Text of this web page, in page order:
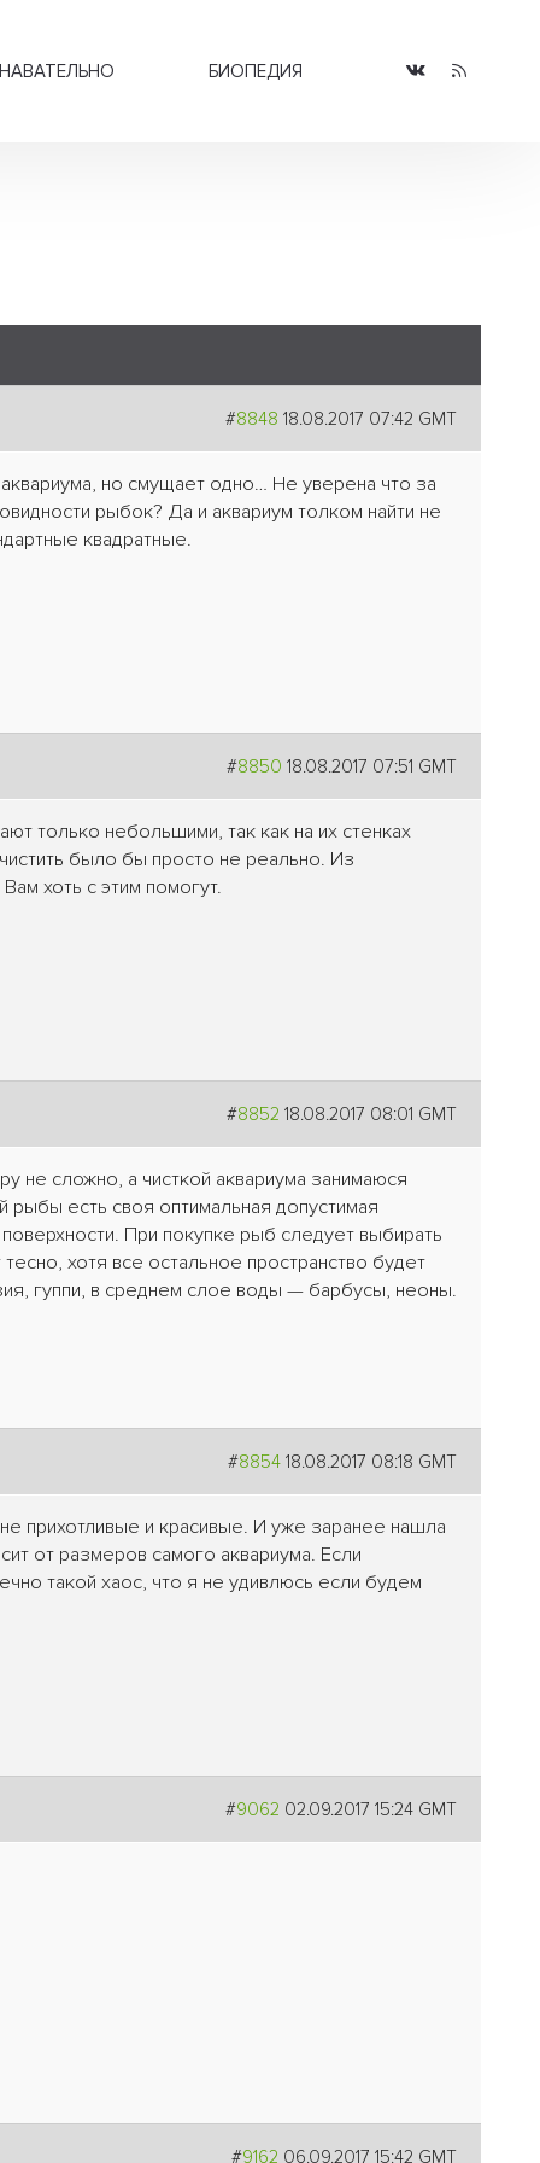
БИОПЕДИЯ
#8848 18.08.2017 07:42 GMT
но смущает одно… Не уверена что за
рыбок? Да и аквариум толком найти не
квадратные.
#8850 18.08.2017 07:51 GMT
только небольшими, так как на их стенках
было бы просто не реально. Из
хоть с этим помогут.
#8852 18.08.2017 08:01 GMT
не сложно, а чисткой аквариума занимаюся
есть своя оптимальная допустимая
При покупке рыб следует выбирать
хотя все остальное пространство будет
гуппи, в среднем слое воды — барбусы, неоны.
#8854 18.08.2017 08:18 GMT
прихотливые и красивые. И уже заранее нашла
от размеров самого аквариума. Если
такой хаос, что я не удивлюсь если будем
#9062 02.09.2017 15:24 GMT
#9162 06.09.2017 15:42 GMT